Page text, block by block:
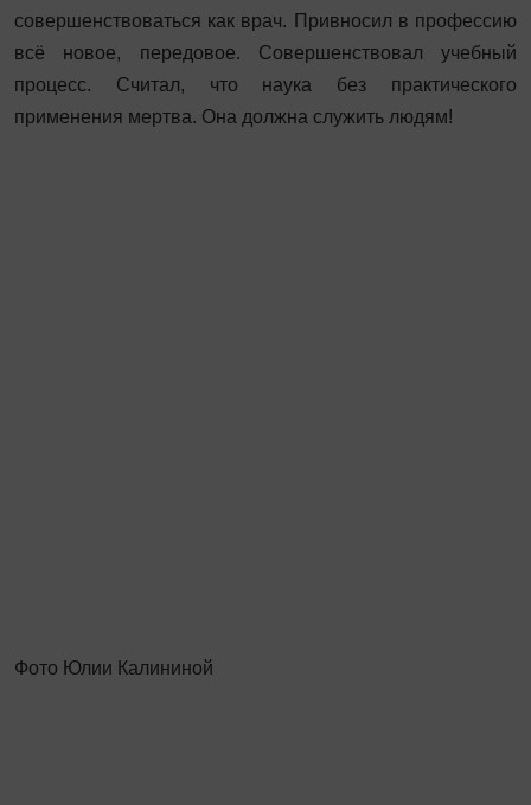
совершенствоваться как врач. Привносил в профессию
всё новое, передовое. Совершенствовал учебный
процесс. Считал, что наука без практического
применения мертва. Она должна служить людям!
Фото Юлии Калининой